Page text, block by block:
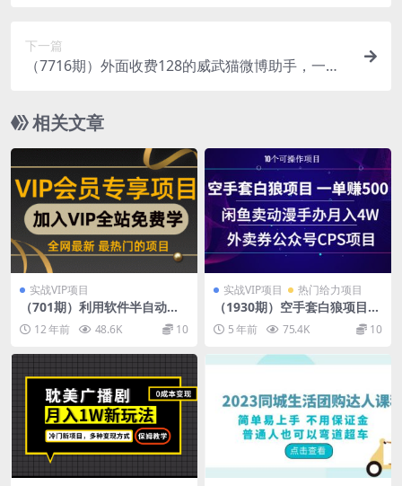
下一篇
（7716期）外面收费128的威武猫微博助手，一键
相关文章
实战VIP项目
（701期）利用软件半自动赚
钱：一单利润在2.3百，轻松日
赚500+前期设置后期维护即可
12 年前 48.6K 10
实战VIP项目 热门给力项目
（1930期）空手套白狼项目
一单赚500+闲鱼卖动漫手办月
入4W+外卖券公众号CPS项目
5 年前 75.4K 10